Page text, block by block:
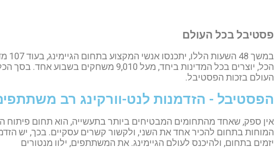
פסטיבל בכל העולם
העולם בזכות הפסטיבל.
הפסטיבל - הזדמנות לנט-וורקינג רב
אין ספק, שאחד מהתחומים המבטיחים ביותר בתעשייה, הוא תחום פיתוח
המוחות בתחום להכיר אחד את השני, ולקשור קשרים עסקיים. בכך, יש
יזמים בתחום, ולהיכנס לעולם הגיימינג. את המשתתפים, ילוו מנטורים